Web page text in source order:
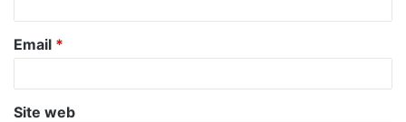
*
Email *
Site web